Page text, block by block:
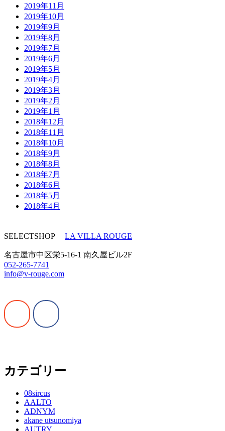
2019年11月
2019年10月
2019年9月
2019年8月
2019年7月
2019年6月
2019年5月
2019年4月
2019年3月
2019年2月
2019年1月
2018年12月
2018年11月
2018年10月
2018年9月
2018年8月
2018年7月
2018年6月
2018年5月
2018年4月
SELECTSHOP LA VILLA ROUGE
名古屋市中区栄5-16-1 南久屋ビル2F
052-265-7741
info@v-rouge.com
カテゴリー
08sircus
AALTO
ADNYM
akane utsunomiya
AUTRY